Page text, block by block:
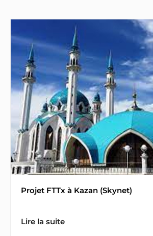
Projet FTTx à Kazan (Skynet)
Lire la suite